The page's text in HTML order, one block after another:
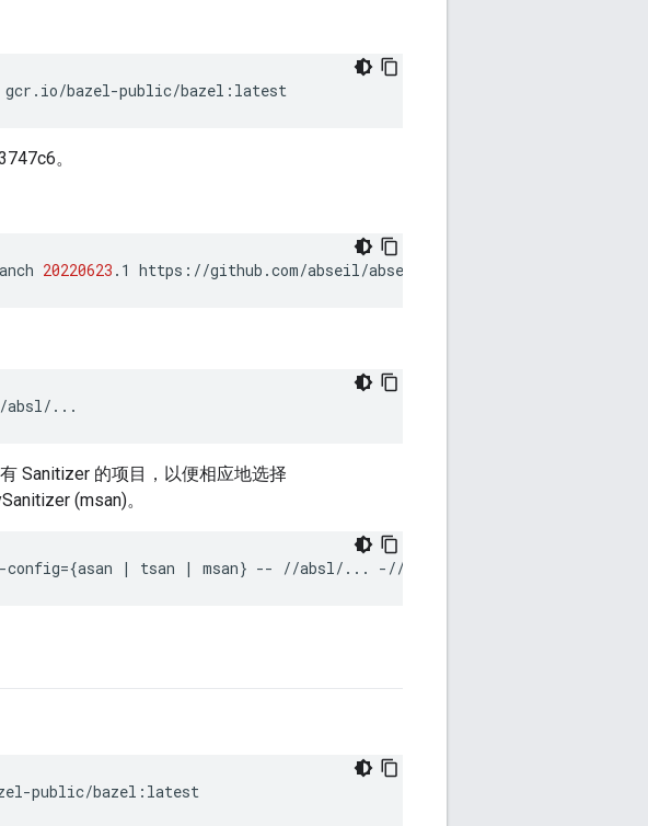
gcr.io/bazel-public/bazel:latest
。
20220623 .1 https://github.com/abseil/abseil-cpp.git
absl/...
Sanitizer 的项目，以便相应地选择
(msan)。
config={asan | tsan | msan} -- //absl/... -//absl/types:variant_test
public/bazel:latest